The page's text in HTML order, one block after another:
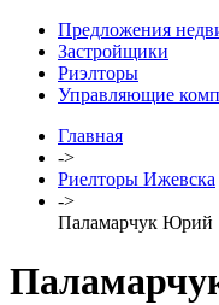
Предложения
Застройщики
Риэлторы
Управляющие
Главная
->
Риелторы Ижевска
->
Паламарчук Юрий